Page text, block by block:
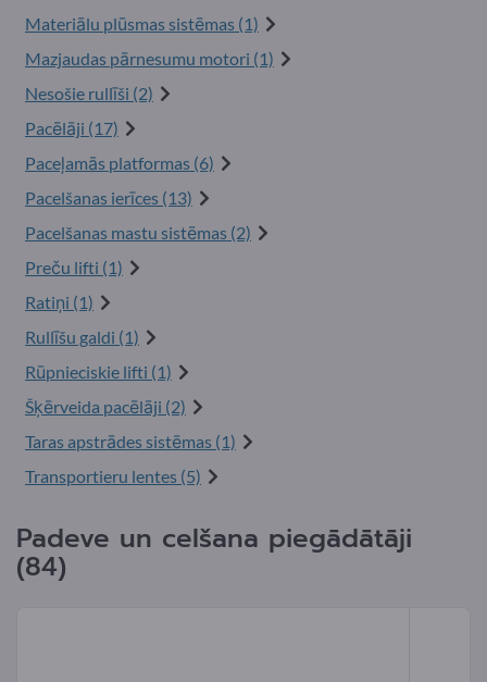
Materiālu plūsmas sistēmas (1)
Mazjaudas pārnesumu motori (1)
Nesošie rullīši (2)
Pacēlāji (17)
Paceļamās platformas (6)
Pacelšanas ierīces (13)
Pacelšanas mastu sistēmas (2)
Preču lifti (1)
Ratiņi (1)
Rullīšu galdi (1)
Rūpnieciskie lifti (1)
Šķērveida pacēlāji (2)
Taras apstrādes sistēmas (1)
Transportieru lentes (5)
Padeve un celšana piegādātāji
(84)